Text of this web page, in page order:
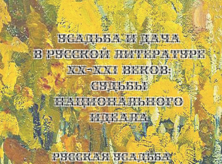
УСАДЬБА И ДАЧА
В РУССКОЙ ЛИТЕРАТУРЕ
XX-XXI ВЕКОВ:
СУДЬБЫ
НАЦИОНАЛЬНОГО
ИДЕАЛА
Русская усадьба